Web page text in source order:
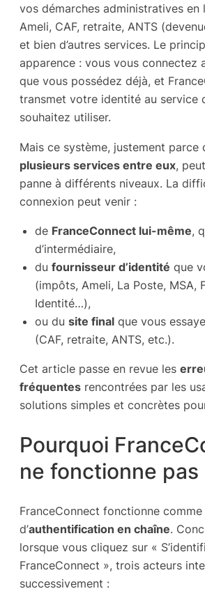
vos démarches administratives en
Ameli, CAF, retraite, ANTS
et bien d’autres services. Le
apparence : vous vous connectez
que vous possédez déjà, et
transmet votre identité au service
souhaitez utiliser.
Mais ce système, justement parce
plusieurs services entre eux,
panne à différents niveaux. La
connexion peut venir :
de FranceConnect lui-même,
d’intermédiaire,
du fournisseur d’identité que
(impôts, Ameli, La Poste, MSA,
Identité…),
ou du site final que vous
(CAF, retraite, ANTS, etc.).
Cet article passe en revue les
fréquentes rencontrées par les
solutions simples et concrètes
Pourquoi
ne fonctionne pas
FranceConnect fonctionne
d’authentification en chaîne.
lorsque vous cliquez sur «
FranceConnect », trois acteurs
successivement :